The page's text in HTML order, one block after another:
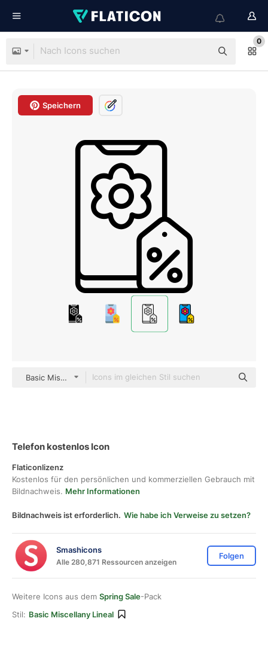
0
Speichern
Basic Miscellany Lineal
Telefon kostenlos Icon
Flaticonlizenz
Kostenlos für den persönlichen und kommerziellen Gebrauch mit
Bildnachweis. Mehr Informationen
Bildnachweis ist erforderlich. Wie habe ich Verweise zu setzen?
Smashicons
Alle 280,871 Ressourcen anzeigen
Folgen
Weitere Icons aus dem Spring Sale-Pack
Stil: Basic Miscellany Lineal